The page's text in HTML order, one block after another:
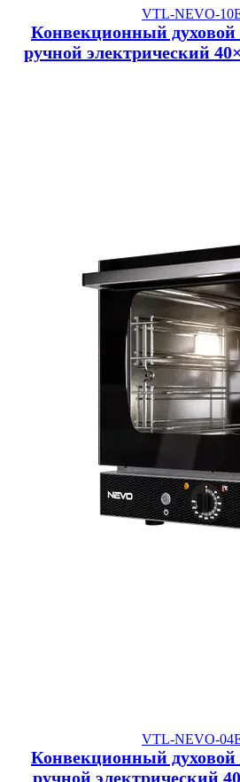
VTL-NEVO-
Конвекционный
ручной электрический
VTL-NEVO-
Конвекционный
ручной электрический